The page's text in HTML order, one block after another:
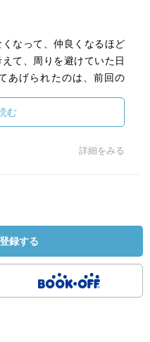
なって、仲良くなるほど
て、周りを避けていた日
あげられたのは、前回の
と。お互いに影響し合っ
い。
去をやさしい光で包みこ
で黒を白に変えてくれる
を使ってくれると思って
もういないね」って言葉
こそ自分が選んだ道で、
む
詳細をみる
録する